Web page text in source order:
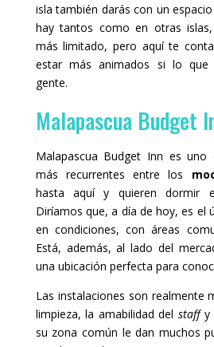
isla también darás con un
hay tantos como en otras
más limitado, pero aquí te
estar más animados si lo que
gente.
Malapascua Budget
Malapascua Budget Inn es
más recurrentes entre los
hasta aquí y quieren dormir
Diríamos que, a día de hoy, es el
en condiciones, con áreas
Está, además, al lado del
una ubicación perfecta para
Las instalaciones son realmente
limpieza, la amabilidad del staffy
su zona común le dan muchos